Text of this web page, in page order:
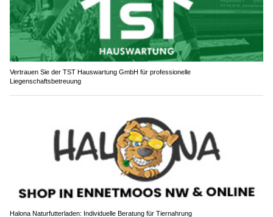
Vertrauen Sie der TST Hauswartung GmbH für professionelle
Liegenschaftsbetreuung
Halona Naturfutterladen: Individuelle Beratung für Tiernahrung